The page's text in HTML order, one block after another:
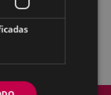
EAJ-PNV sobre
Inglés.
Aviso legal